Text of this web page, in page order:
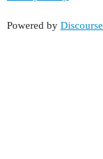
Powered by Discourse